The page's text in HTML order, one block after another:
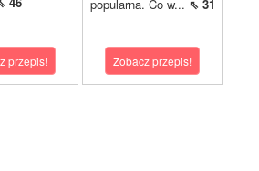
przepis!
popularna. Co w... ⇖ 31
Zobacz przepis!